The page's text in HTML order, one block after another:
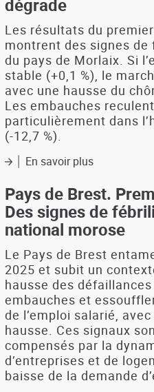
des
lieux
et
perspectives
à
Brest
métropole
dégrade
Les résultats du
montrent des signes de
du pays de Morlaix. Si
stable (+0,1 %), le
avec une hausse du
Les embauches
particulièrement dans
(-12,7 %).
En savoir plussur
de
Morlaix.
Premier
semestre
:
Le
volume
d'emplois
se
maintient,
mais
le
marché
du
Pays de Brest.
Des signes de
national morose
Le Pays de Brest
2025 et subit un
hausse des
embauches et
de l’emploi salarié,
hausse. Ces signaux
compensés par la
d’entreprises et de
baisse de la demande